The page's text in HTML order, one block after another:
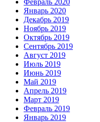
Февраль 2020
Январь 2020
Декабрь 2019
Ноябрь 2019
Октябрь 2019
Сентябрь 2019
Август 2019
Июль 2019
Июнь 2019
Май 2019
Апрель 2019
Март 2019
Февраль 2019
Январь 2019